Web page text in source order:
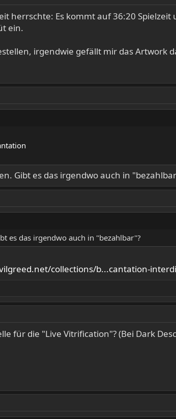
herrschte: Es kommt auf 36:20
ein.
irgendwie gefällt mir das Artwork
Gibt es das irgendwo auch in
es das irgendwo auch in "bezahlbar"?
collections/b...cantation-
für die "Live Vitrification"? (Bei Dark